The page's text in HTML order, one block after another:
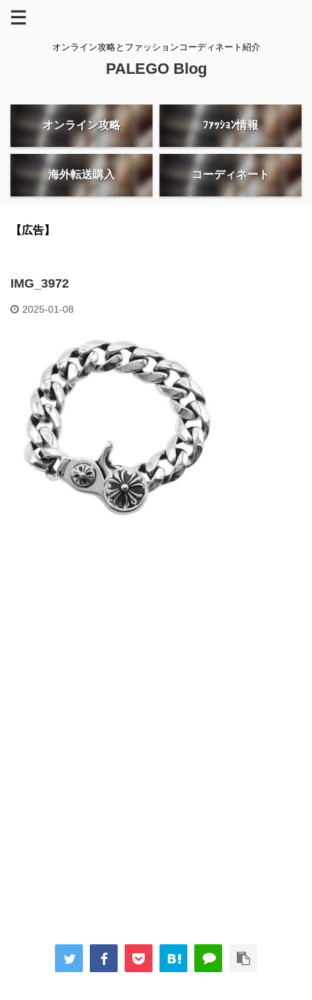
オンライン攻略とファッションコーディネート紹介
PALEGO Blog
オンライン攻略 ﾌｧｯｼｮﾝ情報
海外転送購入 コーディネート
【広告】
IMG_3972
2025-01-08